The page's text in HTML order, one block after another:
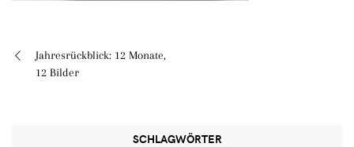
Beitragsnavigation
Jahresrückblick: 12 Monate,
12 Bilder
SCHLAGWÖRTER